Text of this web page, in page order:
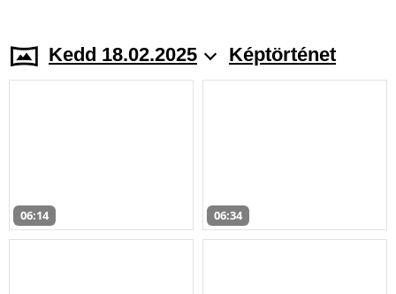
Kedd 18.02.2025 Képtörténet
06:14 06:34